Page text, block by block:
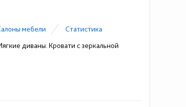
мебели
Статистика
диваны. Кровати с зеркальной